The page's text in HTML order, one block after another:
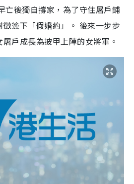
亡後獨自撐家，為了守住屠戶鋪
簽下「假婚約」。 後來一步步
戶成長為披甲上陣的女將軍。